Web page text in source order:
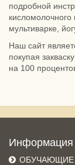
подробной
кисломолочного
мультиварке,
Наш сайт
покупая
на 100
Информация
ОБУЧАЮЩИЕ